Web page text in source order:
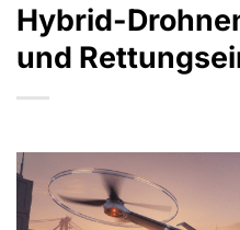
Hybrid-
und